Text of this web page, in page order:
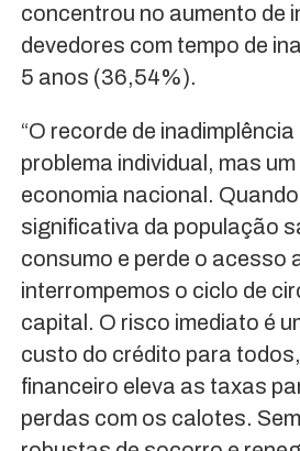
concentrou no aumento de
devedores com tempo de
5 anos (36,54%).
“O recorde de
problema individual, mas
economia nacional.
significativa da população
consumo e perde o acesso
interrompemos o ciclo de
capital. O risco imediato é
custo do crédito para
financeiro eleva as taxas
perdas com os calotes.